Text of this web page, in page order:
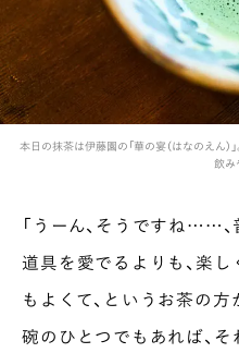
INTERVIEW
PAUSE & INSPIRE
本日の抹茶は伊藤園の「華の宴（はなのえん
飲み
「うーん、そうですね……
道具を愛でるよりも、楽
もよくて、というお茶の
碗のひとつでもあれば、